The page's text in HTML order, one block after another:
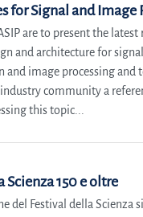
for Signal and Image
are to present the latest
and architecture for
and image processing and
community a
this topic...
Scienza 150 e oltre
del Festival della Scienza